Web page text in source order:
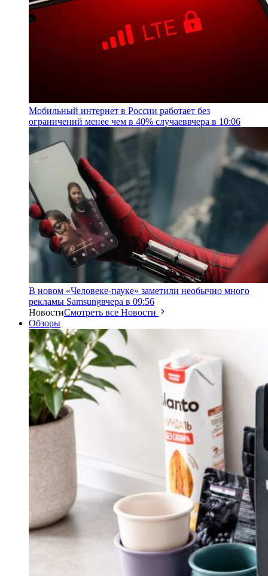
Мобильный интернет в России работает без
ограничений менее чем в 40% случаеввчера в 10:06
В новом «Человеке-пауке» заметили необычно много
рекламы Samsungвчера в 09:56
НовостиСмотреть все Новости
Обзоры